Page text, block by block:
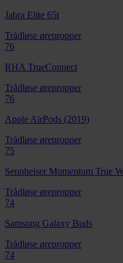
Jabra Elite 65t
Trådløse ørepropper
76
RHA TrueConnect
Trådløse ørepropper
76
Apple AirPods (2019)
Trådløse ørepropper
75
Sennheiser Momentum True
Trådløse ørepropper
74
Samsung Galaxy Buds
Trådløse ørepropper
74